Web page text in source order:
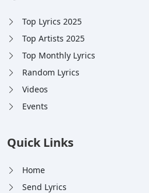
Top Lyrics 2025
Top Artists 2025
Top Monthly Lyrics
Random Lyrics
Videos
Events
Quick Links
Home
Send Lyrics